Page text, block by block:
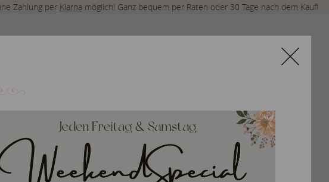
Zahlung per Klarna möglich! Ganz bequem per Raten oder 30 Tage nach dem Kauf!
Aktuelle Kollektion